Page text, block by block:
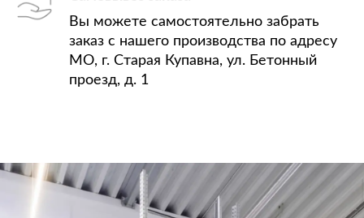
Вы можете самостоятельно забрать
заказ с нашего производства по адресу
МО, г. Старая Купавна, ул. Бетонный
проезд, д. 1